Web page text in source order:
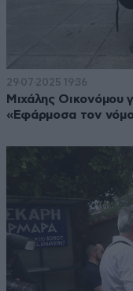
29·07·2025 19:36
Μιχάλης Οικονόμου
«Εφάρμοσα τον